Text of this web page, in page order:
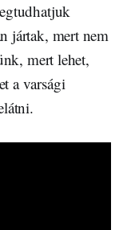
jártak, mert nem
mert lehet,
a varsági